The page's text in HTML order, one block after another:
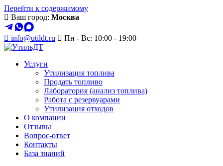
Перейти к содержимому
Ваш город: Москва
info@utildt.ru Пн - Вс: 10:00 - 19:00
Услуги
Утилизация топлива
Продать топливо
Лаборатория (анализ топлива)
Работа с резервуарами
Утилизация отходов
О компании
Отзывы
Вопрос-ответ
Контакты
База знаний